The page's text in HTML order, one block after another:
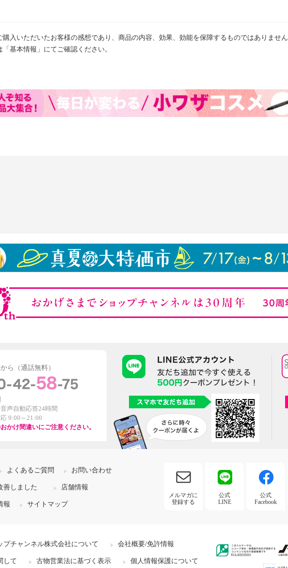
購入いただいたお客様の感想であり、商品の内容、効果、効能を保障するものではありません
基本情報」にてご確認ください。
ら（通話無料）
声自動応答24時間
9:00～21:00
かけ間違いにご注意ください。
よくあるご質問 お問い合わせ
善しました 店舗情報
報 サイトマップ
メルマガに
登録する
公式
LINE
公式
Facebook
プチャンネル株式会社について 会社概要/免許情報
して 古物営業法に基づく表示 個人情報保護について